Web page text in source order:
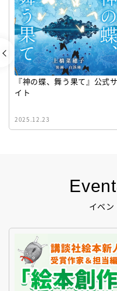
イベ
『神の蝶、舞う果て』公式サ
イト
2025.12.23